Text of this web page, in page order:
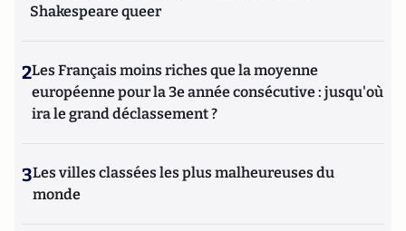
Shakespeare queer
2Les Français moins riches que la moyenne
européenne pour la 3e année consécutive : jusqu'où
ira le grand déclassement ?
3Les villes classées les plus malheureuses du
monde